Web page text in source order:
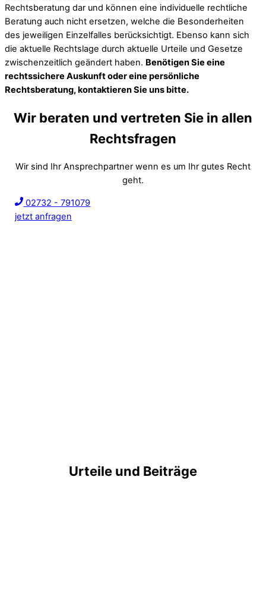
Rechtsberatung dar und können eine individuelle rechtliche
Beratung auch nicht ersetzen, welche die Besonderheiten
des jeweiligen Einzelfalles berücksichtigt. Ebenso kann sich
die aktuelle Rechtslage durch aktuelle Urteile und Gesetze
zwischenzeitlich geändert haben. Benötigen Sie eine
rechtssichere Auskunft oder eine persönliche
Rechtsberatung, kontaktieren Sie uns bitte.
Wir beraten und vertreten Sie in allen
Rechtsfragen
Wir sind Ihr Ansprechpartner wenn es um Ihr gutes Recht
geht.
02732 - 791079
jetzt anfragen
Urteile und Beiträge